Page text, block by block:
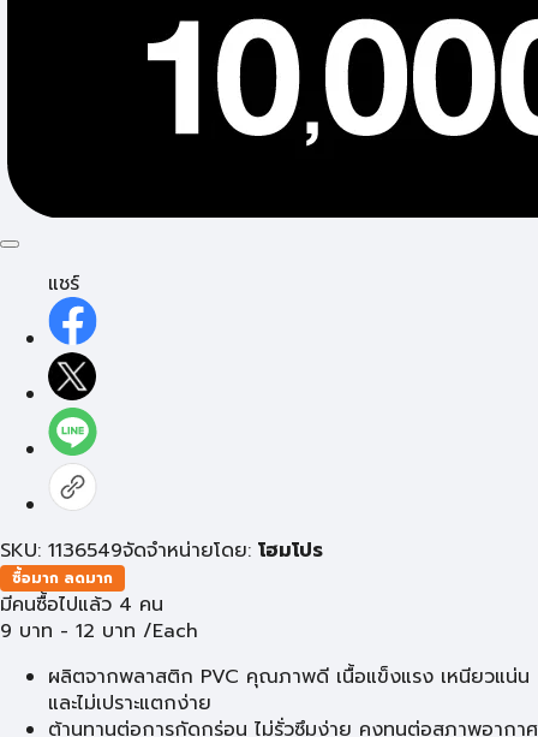
แชร์
SKU: 1136549จัดจำหน่ายโดย: โฮมโปร
ซื้อมาก ลดมาก
มีคนซื้อไปแล้ว 4 คน
9 บาท - 12 บาท /Each
ผลิตจากพลาสติก PVC คุณภาพดี เนื้อแข็งแรง เหนียวแน่น
และไม่เปราะแตกง่าย
ต้านทานต่อการกัดกร่อน ไม่รั่วซึมง่าย คงทนต่อสภาพอากาศ